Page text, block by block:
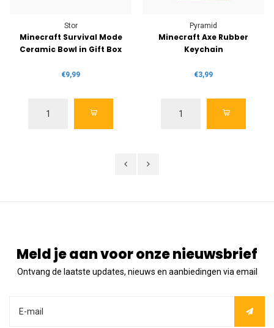
Stor
Minecraft Survival Mode
Ceramic Bowl in Gift Box
€9,99
Pyramid
Minecraft Axe Rubber
Keychain
€3,99
Meld je aan voor onze nieuwsbrief
Ontvang de laatste updates, nieuws en aanbiedingen via email